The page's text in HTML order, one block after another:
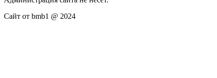
Сайт от bmb1 @ 2024